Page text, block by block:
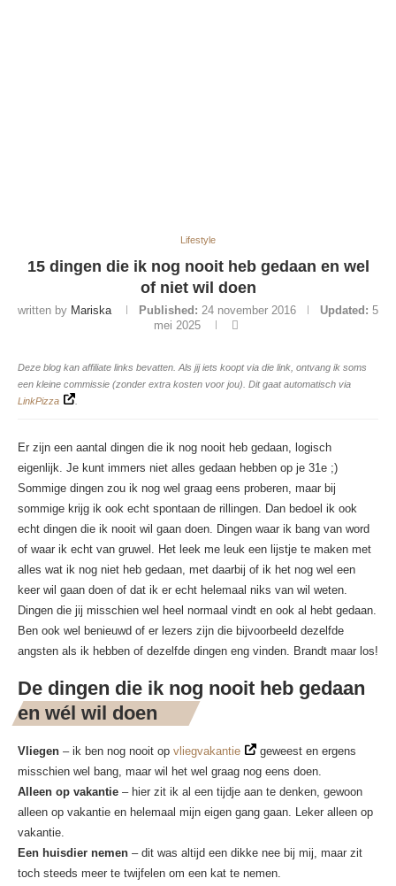
Lifestyle
15 dingen die ik nog nooit heb gedaan en wel
of niet wil doen
written by Mariska Published: 24 november 2016 Updated: 5
mei 2025
Deze blog kan affiliate links bevatten. Als jij iets koopt via die link, ontvang ik soms
een kleine commissie (zonder extra kosten voor jou). Dit gaat automatisch via
LinkPizza
Er zijn een aantal dingen die ik nog nooit heb gedaan, logisch
eigenlijk. Je kunt immers niet alles gedaan hebben op je 31e ;)
Sommige dingen zou ik nog wel graag eens proberen, maar bij
sommige krijg ik ook echt spontaan de rillingen. Dan bedoel ik ook
echt dingen die ik nooit wil gaan doen. Dingen waar ik bang van word
of waar ik echt van gruwel. Het leek me leuk een lijstje te maken met
alles wat ik nog niet heb gedaan, met daarbij of ik het nog wel een
keer wil gaan doen of dat ik er echt helemaal niks van wil weten.
Dingen die jij misschien wel heel normaal vindt en ook al hebt gedaan.
Ben ook wel benieuwd of er lezers zijn die bijvoorbeeld dezelfde
angsten als ik hebben of dezelfde dingen eng vinden. Brandt maar los!
De dingen die ik nog nooit heb gedaan
en wél wil doen
Vliegen – ik ben nog nooit op vliegvakantie
geweest en ergens
misschien wel bang, maar wil het wel graag nog eens doen.
Alleen op vakantie – hier zit ik al een tijdje aan te denken, gewoon
alleen op vakantie en helemaal mijn eigen gang gaan. Leker alleen op
vakantie.
Een huisdier nemen – dit was altijd een dikke nee bij mij, maar zit
toch steeds meer te twijfelen om een kat te nemen.